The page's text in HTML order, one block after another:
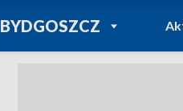
BYDGOSZCZPOWRÓT DO
TVP REGIONY